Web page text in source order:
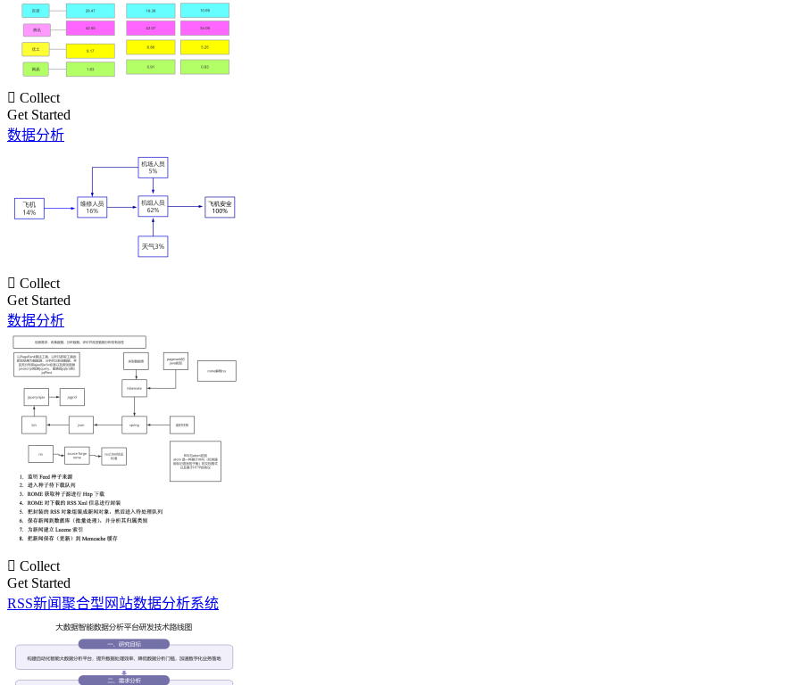
 Collect
Get Started
数据分析
 Collect
Get Started
数据分析
 Collect
Get Started
RSS新闻聚合型网站数据分析系统